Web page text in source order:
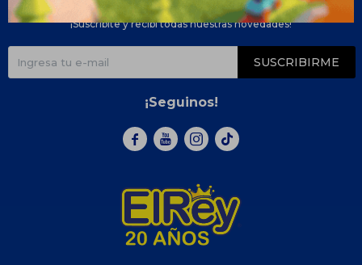
¡Suscribite y recibí todas nuestras novedades!
SUSCRIBIRME
¡Seguinos!
  